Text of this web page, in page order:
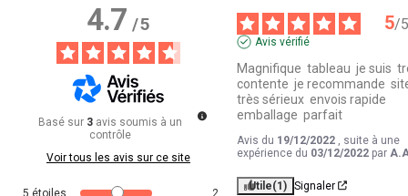
4.7/5
Basé sur 3 avis soumis à un
contrôle
Voir tous les avis sur ce site
5 étoiles
2
5/5
Avis vérifié
Magnifique  tableau  je suis
contente  je recommande
très sérieux  envois rapide
emballage  parfait
Avis du 19/12/2022
, suite à une
expérience du 03/12/2022 par
Utile(1) Signaler